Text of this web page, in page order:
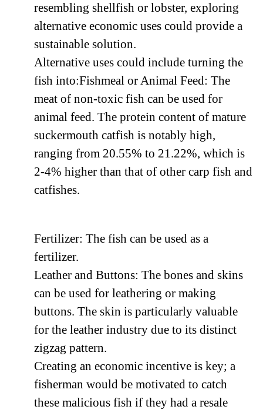
resembling shellfish or lobster, exploring
alternative economic uses could provide a
sustainable solution.
Alternative uses could include turning the
fish into:Fishmeal or Animal Feed: The
meat of non-toxic fish can be used for
animal feed. The protein content of mature
suckermouth catfish is notably high,
ranging from 20.55% to 21.22%, which is
2-4% higher than that of other carp fish and
catfishes.
Fertilizer: The fish can be used as a
fertilizer.
Leather and Buttons: The bones and skins
can be used for leathering or making
buttons. The skin is particularly valuable
for the leather industry due to its distinct
zigzag pattern.
Creating an economic incentive is key; a
fisherman would be motivated to catch
these malicious fish if they had a resale